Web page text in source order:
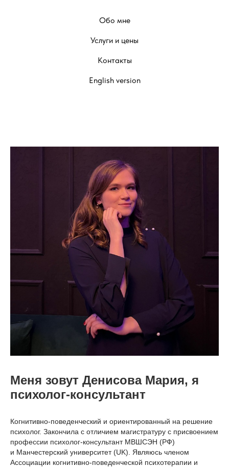
Обо мне
Услуги и цены
Контакты
English version
Меня зовут Денисова Мария, я
психолог-консультант
Когнитивно-поведенческий и ориентированный на решение
психолог. Закончила с отличием магистратуру с присвоением
профессии психолог-консультант МВШСЭН (РФ)
и Манчестерский университет (UK). Являюсь членом
Ассоциации когнитивно-поведенческой психотерапии и